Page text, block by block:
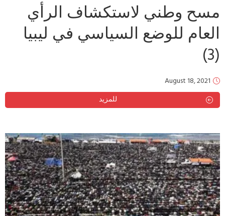
مسح وطني لاستكشاف الرأي
العام للوضع السياسي في ليبيا
(3)
August 18, 2021
للمزيد